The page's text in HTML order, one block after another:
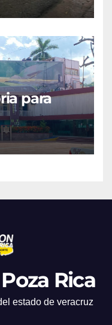
para
y
Rica
estado de veracruz